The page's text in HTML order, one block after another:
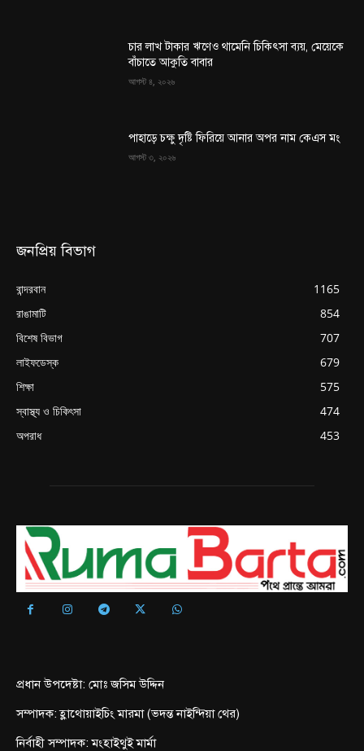
চার লাখ টাকার ঋণেও থামেনি চিকিৎসা ব্যয়, মেয়েকে
বাঁচাতে আকুতি বাবার
আগস্ট ৪, ২০২৬
পাহাড়ে চক্ষু দৃষ্টি ফিরিয়ে আনার অপর নাম কেএস মং
আগস্ট ৩, ২০২৬
জনপ্রিয় বিভাগ
বান্দরবান
1165
রাঙামাটি
854
বিশেষ বিভাগ
707
লাইফডেস্ক
679
শিক্ষা
575
স্বাস্থ্য ও চিকিৎসা
474
অপরাধ
453
প্রধান উপদেষ্টা: মোঃ জসিম উদ্দিন
সম্পাদক: হ্লাথোয়াইচিং মারমা (ভদন্ত নাইন্দিয়া থের)
নির্বাহী সম্পাদক: মংহাইথুই মার্মা